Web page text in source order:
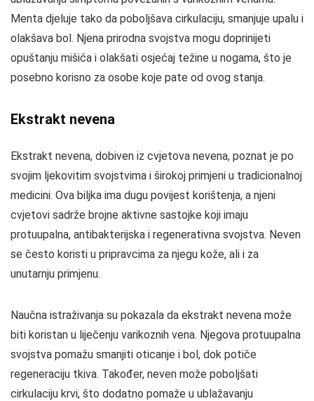
Menta djeluje tako da poboljšava cirkulaciju, smanjuje upalu i
olakšava bol. Njena prirodna svojstva mogu doprinijeti
opuštanju mišića i olakšati osjećaj težine u nogama, što je
posebno korisno za osobe koje pate od ovog stanja.
Ekstrakt nevena
Ekstrakt nevena, dobiven iz cvjetova nevena, poznat je po
svojim ljekovitim svojstvima i širokoj primjeni u tradicionalnoj
medicini. Ova biljka ima dugu povijest korištenja, a njeni
cvjetovi sadrže brojne aktivne sastojke koji imaju
protuupalna, antibakterijska i regenerativna svojstva. Neven
se često koristi u pripravcima za njegu kože, ali i za
unutarnju primjenu.
Naučna istraživanja su pokazala da ekstrakt nevena može
biti koristan u liječenju varikoznih vena. Njegova protuupalna
svojstva pomažu smanjiti oticanje i bol, dok potiče
regeneraciju tkiva. Također, neven može poboljšati
cirkulaciju krvi, što dodatno pomaže u ublažavanju